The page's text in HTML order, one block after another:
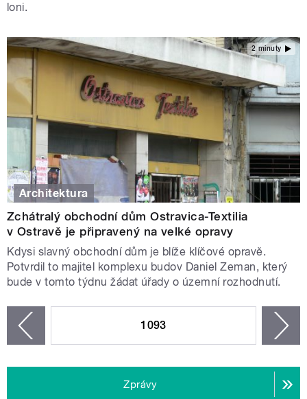
loni.
2 minuty
Architektura
Zchátralý obchodní dům Ostravica-Textilia
v Ostravě je připravený na velké opravy
Kdysi slavný obchodní dům je blíže klíčové opravě.
Potvrdil to majitel komplexu budov Daniel Zeman, který
bude v tomto týdnu žádat úřady o územní rozhodnutí.
1093
Zprávy